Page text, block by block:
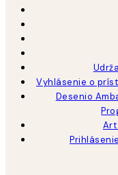
Vyhlásenie o
Desenio
Art